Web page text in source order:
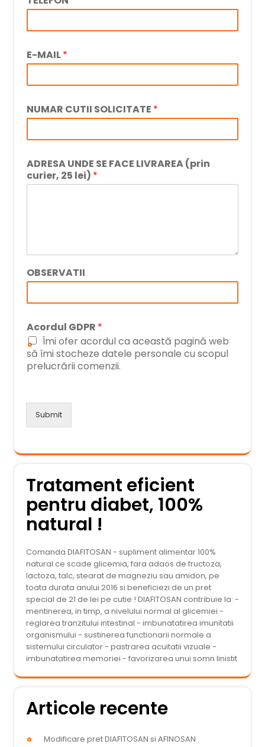
E-MAIL*
NUMAR CUTII SOLICITATE *
ADRESA UNDE SE FACE LIVRAREA (prin
curier, 25 lei) *
OBSERVATII
Acordul GDPR *
Îmi ofer acordul ca această pagină web
să îmi stocheze datele personale cu scopul
prelucrării comenzii.
Submit
Tratament eficient
pentru diabet, 100%
natural !
Comanda DIAFITOSAN - supliment alimentar 100%
natural ce scade glicemia, fara adaos de fructoza,
lactoza, talc, stearat de magneziu sau amidon, pe
toata durata anului 2016 si beneficiezi de un pret
special de 21 de lei pe cutie ! DIAFITOSAN contribuie la: -
mentinerea, in timp, a nivelului normal al glicemiei -
reglarea tranzitului intestinal - imbunatatirea imunitatii
organismului - sustinerea functionarii normale a
sistemului circulator - pastrarea acuitatii vizuale -
imbunatatirea memoriei - favorizarea unui somn linistit
Articole recente
Modificare pret DIAFITOSAN si AFINOSAN